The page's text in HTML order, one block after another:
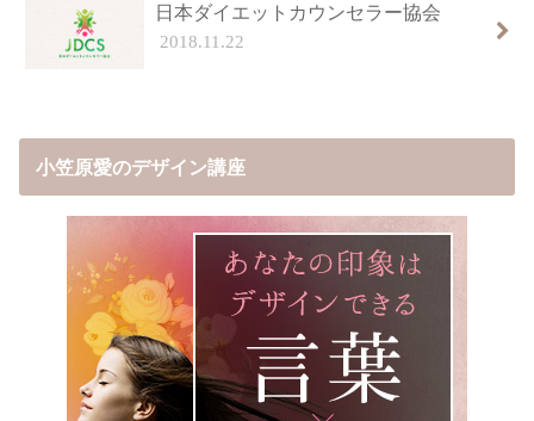
日本ダイエットカウンセラー協会
2018.11.22
小笠原愛のデザイン講座